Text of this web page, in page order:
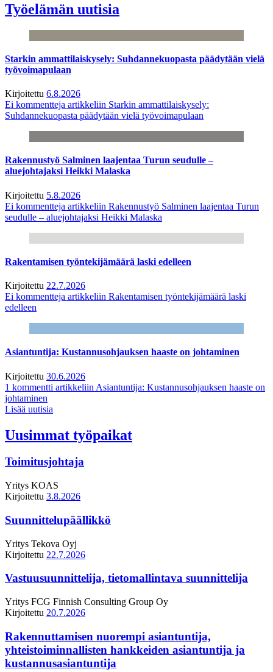
Työelämän uutisia
Starkin ammattilaiskysely: Suhdannekuopasta päädytään vielä
työvoimapulaan
Kirjoitettu 6.8.2026
Ei kommentteja artikkeliin Starkin ammattilaiskysely:
Suhdannekuopasta päädytään vielä työvoimapulaan
Rakennustyö Salminen laajentaa Turun seudulle –
aluejohtajaksi Heikki Malaska
Kirjoitettu 5.8.2026
Ei kommentteja artikkeliin Rakennustyö Salminen laajentaa Turun
seudulle – aluejohtajaksi Heikki Malaska
Rakentamisen työntekijämäärä laski edelleen
Kirjoitettu 22.7.2026
Ei kommentteja artikkeliin Rakentamisen työntekijämäärä laski
edelleen
Asiantuntija: Kustannusohjauksen haaste on johtaminen
Kirjoitettu 30.6.2026
1 kommentti artikkeliin Asiantuntija: Kustannusohjauksen haaste on
johtaminen
Lisää uutisia
Uusimmat työpaikat
Toimitusjohtaja
Yritys KOAS
Kirjoitettu 3.8.2026
Suunnittelupäällikkö
Yritys Tekova Oyj
Kirjoitettu 22.7.2026
Vastuusuunnittelija, tietomallintava suunnittelija
Yritys FCG Finnish Consulting Group Oy
Kirjoitettu 20.7.2026
Rakennuttamisen nuorempi asiantuntija,
yhteistoiminnallisten hankkeiden asiantuntija ja
kustannusasiantuntija